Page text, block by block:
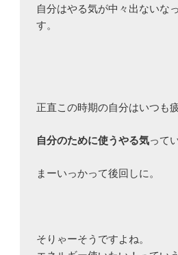
自分はやる気が中々出ないな
す。
正直この時期の自分はいつも
自分のために使うやる気って
まーいっかって後回しに。
そりゃーそうですよね。